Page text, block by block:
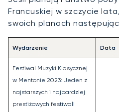
Francuskiej w szczycie
swoich planach
Wydarzenie Data
Festiwal Muzyki Klasycznej
w Mentonie 2023: Jeden z
najstarszych i najbardziej
prestiżowych festiwali